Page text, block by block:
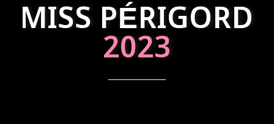
MISS PÉRIGORD
2023